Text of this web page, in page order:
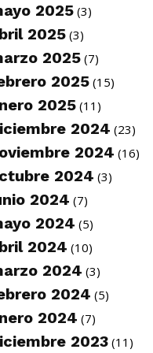
2025 (3)
2025(3)
2025 (7)
2025(15)
2025 (11)
2024 (23)
2024 (16)
2024 (3)
2024 (7)
2024 (5)
2024 (10)
2024 (3)
2024 (5)
2024 (7)
2023(11)